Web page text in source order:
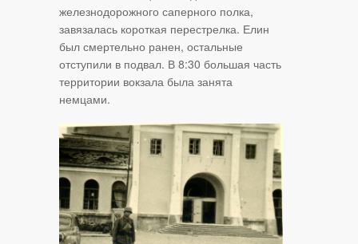
железнодорожного саперного полка,
завязалась короткая перестрелка. Елин
был смертельно ранен, остальные
отступили в подвал. В 8:30 большая часть
территории вокзала была занята
немцами.